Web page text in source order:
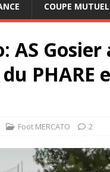
COUPE
AS
PHARE
Foot MERCATO 2